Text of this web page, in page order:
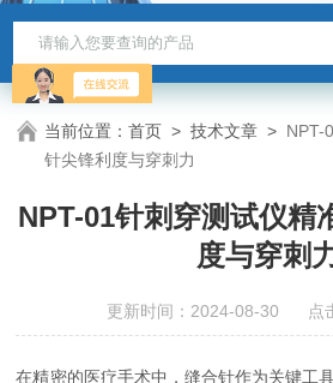
当前位置：首页 >技术文章 > NPT-
针尖锋利度与穿刺力
NPT-01针刺穿测试仪精
度与穿刺
更新时间：2024-08-30 点
在精密的医疗手术中，缝合针作为关键工